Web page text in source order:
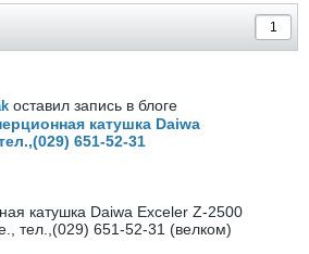
оставил запись в блоге
катушка Daiwa
651-52-31
катушка Daiwa Exceler Z-2500
тел.,(029) 651-52-31 (велком)